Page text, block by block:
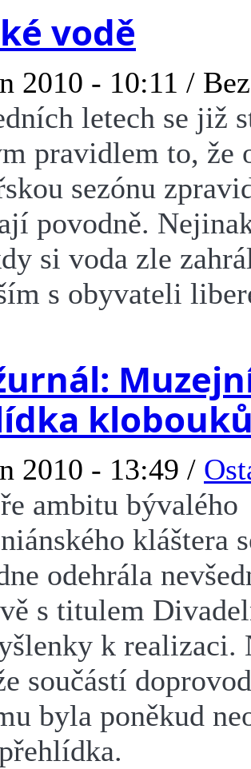
vodě
2010 - 10:11 /
letech se již
pravidlem to, že
sezónu
povodně.
si voda zle
s obyvateli
2010 - 13:49 /
ambitu bývalého
kláštera
odehrála
s titulem
k realizaci.
součástí
byla poněkud